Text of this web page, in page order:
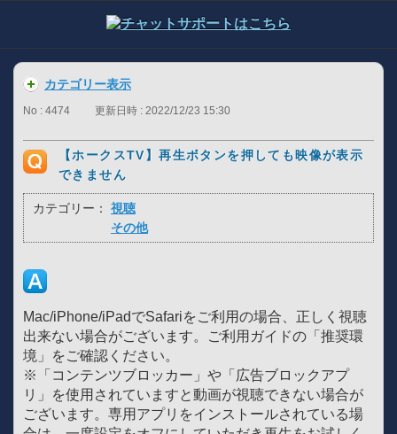
カテゴリー表示
No : 4474 更新日時 : 2022/12/23 15:30
【ホークスTV】再生ボタンを押しても映像が表示
できません
カテゴリー：
視聴
その他
Mac/iPhone/iPadでSafariをご利用の場合、正しく視聴
出来ない場合がございます。ご利用ガイドの「推奨環
境」をご確認ください。
※「コンテンツブロッカー」や「広告ブロックアプ
リ」を使用されていますと動画が視聴できない場合が
ございます。専用アプリをインストールされている場